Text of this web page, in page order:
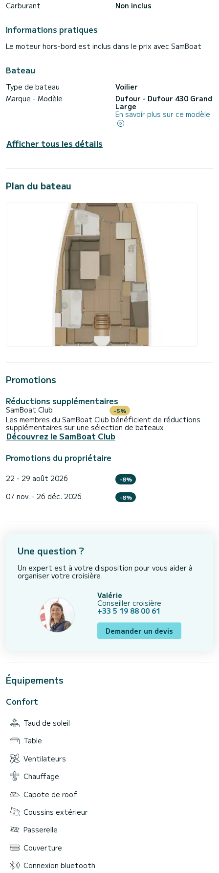
Carburant
Non inclus
Informations pratiques
Le moteur hors-bord est inclus dans le prix avec SamBoat
Bateau
Type de bateau
Voilier
Marque - Modèle
Dufour - Dufour 430 Grand
Large
En savoir plus sur ce modèle
Afficher tous les détails
Plan du bateau
Promotions
Réductions supplémentaires
SamBoat Club -5%
Les membres du SamBoat Club bénéficient de réductions
supplémentaires sur une sélection de bateaux.
Découvrez le SamBoat Club
Promotions du propriétaire
22 - 29 août 2026 -8%
07 nov. - 26 déc. 2026 -8%
Une question ?
Un expert est à votre disposition pour vous aider à
organiser votre croisière.
Valérie
Conseiller croisière
+33 5 19 88 00 61
Demander un devis
Équipements
Confort
Taud de soleil
Table
Ventilateurs
Chauffage
Capote de roof
Coussins extérieur
Passerelle
Couverture
Connexion bluetooth